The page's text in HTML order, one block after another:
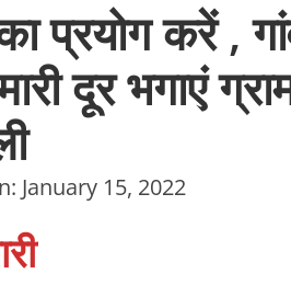
प्रयोग करें ,
दूर भगाएं
January 15, 2022